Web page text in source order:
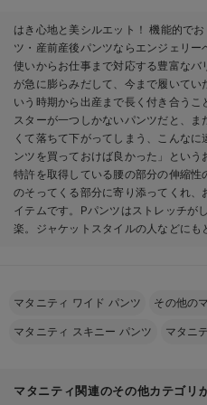
はき心地と美シルエット！ 機能的で
ツ・産前産後パンツならエンジェリ
使いからお仕事まで対応する豊富な
が急に膨らみだして、今まで履いて
いう時期から出産まで長く付き合う
スターが一つしかないパンツだと、
くて落ちて下がってしまう、こんな
ンツを買っておけば良かった」とい
特許を取得している腰の部分の伸縮
のそってくる部分に寄り添ってくれ
イテムです。Pパンツはストレッチが
楽。ジャケットスタイルの人などにも
マタニティ ワイド パンツ その他の
マタニティ スキニー パンツ マタニ
マタニティ関連のその他カテゴリ